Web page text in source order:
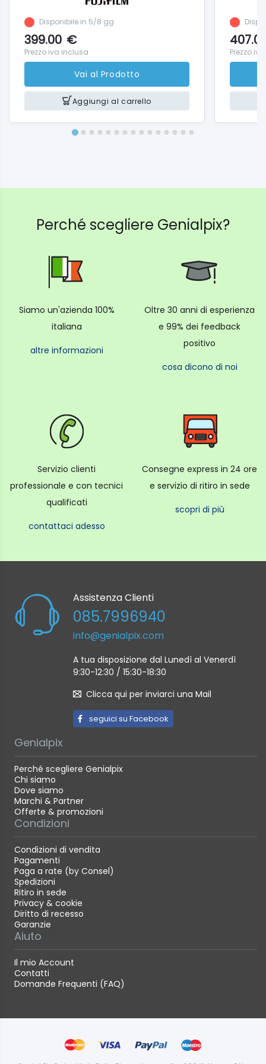
Peso 200 grammi senza batterie
Nell'imballo : flash TT350F , diffusore opalino a
incastro , piedino da tavolo con ingresso inferiore da
1/4" ,
astuccio, istruzioni in inglese.
Disponibile in 5/8 gg
399.00 €
Prezzo iva inclusa
Vai al Prodotto
Aggiungi al carrello
Prezzo
Perché scegliere Genialpix?
Siamo un'azienda 100%
italiana
altre informazioni
Oltre 30 anni di esperienza
e 99% dei feedback
positivo
cosa dicono di noi
Servizio clienti
professionale e con tecnici
qualificati
contattaci adesso
Consegne express in 24 ore
e servizio di ritiro in sede
scopri di più
Assistenza Clienti
085.7996940
info@genialpix.com
A tua disposizione dal Lunedì al Venerdì
9:30-12:30 / 15:30-18:30
Clicca qui per inviarci una Mail
seguici su Facebook
Genialpix
Perché scegliere Genialpix
Chi siamo
Dove siamo
Marchi & Partner
Offerte & promozioni
Condizioni
Condizioni di vendita
Pagamenti
Paga a rate (by Consel)
Spedizioni
Ritiro in sede
Privacy & cookie
Diritto di recesso
Garanzie
Aiuto
Il mio Account
Contatti
Domande Frequenti (FAQ)